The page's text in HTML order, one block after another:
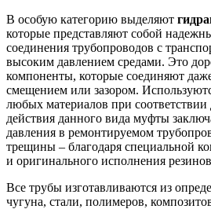
В особую категорию выделяют
которые представляют собой
соединения трубопроводов с
высоким давлением средами. Это
компоненты, которые соединяют
смещением или зазором.
любых материалов при
действия данного вида муфты
давления в ремонтируемом
трещины – благодаря специальной
и оригинального исполнения
Все трубы изготавливаются из
чугуна, стали, полимеров,